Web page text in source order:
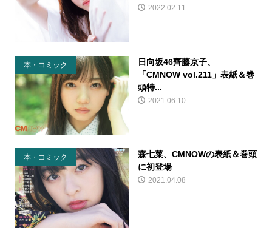
2022.02.11
本・コミック
日向坂46齊藤京子、
「CMNOW vol.211」表紙＆巻
頭特...
2021.06.10
本・コミック
森七菜、CMNOWの表紙＆巻頭
に初登場
2021.04.08